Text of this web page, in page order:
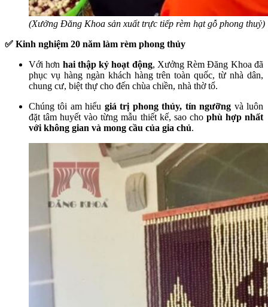
(Xưởng Đăng Khoa sản xuất trực tiếp rèm hạt gỗ phong thuỷ)
✅ Kinh nghiệm 20 năm làm rèm phong thủy
Với hơn hai thập kỷ hoạt động, Xưởng Rèm Đăng Khoa đã
phục vụ hàng ngàn khách hàng trên toàn quốc, từ nhà dân,
chung cư, biệt thự cho đến chùa chiền, nhà thờ tổ.
Chúng tôi am hiểu giá trị phong thủy, tín ngưỡng và luôn
đặt tâm huyết vào từng mẫu thiết kế, sao cho phù hợp nhất
với không gian và mong cầu của gia chủ.